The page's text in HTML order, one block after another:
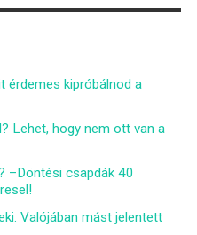
érdemes kipróbálnod a
Lehet, hogy nem ott van a
–Döntési csapdák 40
Valójában mást jelentett